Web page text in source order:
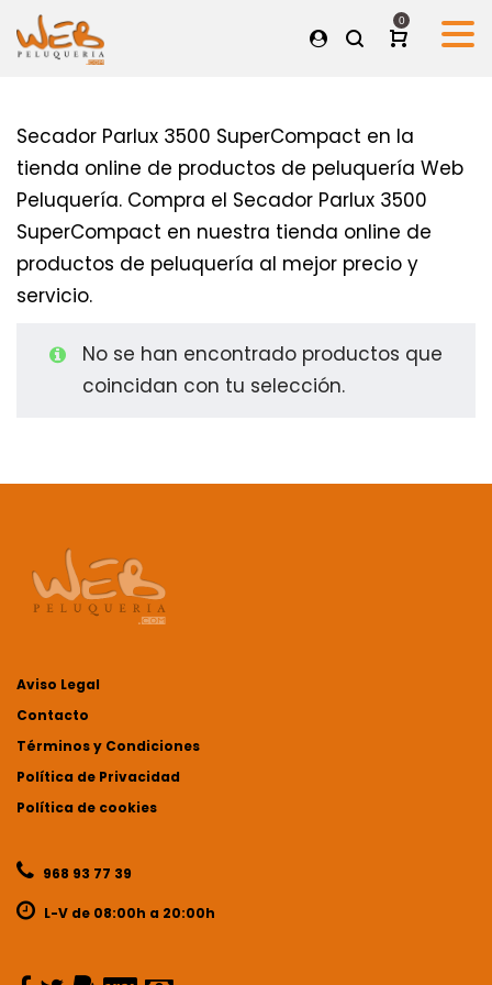
0
Secador Parlux 3500 SuperCompact en la
tienda online de productos de peluquería Web
Peluquería. Compra el Secador Parlux 3500
SuperCompact en nuestra tienda online de
productos de peluquería al mejor precio y
servicio.
No se han encontrado productos que
coincidan con tu selección.
Aviso Legal
Contacto
Términos y Condiciones
Política de Privacidad
Política de cookies
968 93 77 39
L-V de 08:00h a 20:00h